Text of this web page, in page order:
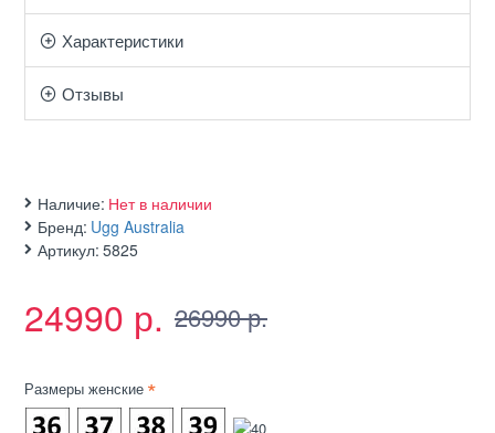
Характеристики
Отзывы
Наличие: Нет в наличии
Бренд: Ugg Australia
Артикул: 5825
24990 р. 26990 р.
Размеры женские